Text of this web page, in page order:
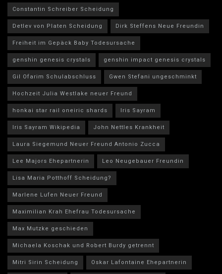
Constantin Schreiber Scheidung
Detlev von Platen Scheidung
Dirk Steffens Neue Freundin
Freiheit im Gepäck Baby Todesursache
genshin genesis crystals
genshin impact genesis crystals
Gil Ofarim Schulabschluss
Gwen Stefani ungeschminkt
Hochzeit Julia Westlake neuer Freund
honkai star rail oneiric shards
Iris Sayram
Iris Sayram Wikipedia
John Nettles Krankheit
Laura Siegemund Neuer Freund Antonio Zucca
Lee Majors Ehepartnerin
Leo Neugebauer Freundin
Lisa Maria Potthoff Scheidung?
Marlene Lufen Neuer Freund
Maximilian Krah Ehefrau Todesursache
Max Mutzke geschieden
Michaela Koschak und Robert Burdy getrennt
Mitri Sirin Scheidung
Oskar Lafontaine Ehepartnerin